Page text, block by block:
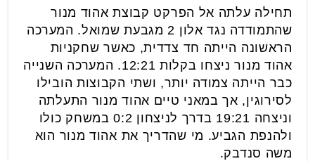
תחילה עלתה אל הפרקט קבוצת אהוד מנור
שהתמודדה נגד אלון 2 מגבעת שמואל. המערכה
הראשונה הייתה חד צדדית, כאשר שחקניות
אהוד מנור ניצחו בקלות 12:21. המערכה השנייה
כבר הייתה צמודה יותר, ושתי הקבוצות הובילו
לסירוגין, אך במאני טיים אהוד מנור התעלתה
וניצחה 19:21 בדרך לניצחון 0:2 במשחק כולו
ולהנפת הגביע. מי שהדריך את אהוד מנור הוא
משה סנדבק.